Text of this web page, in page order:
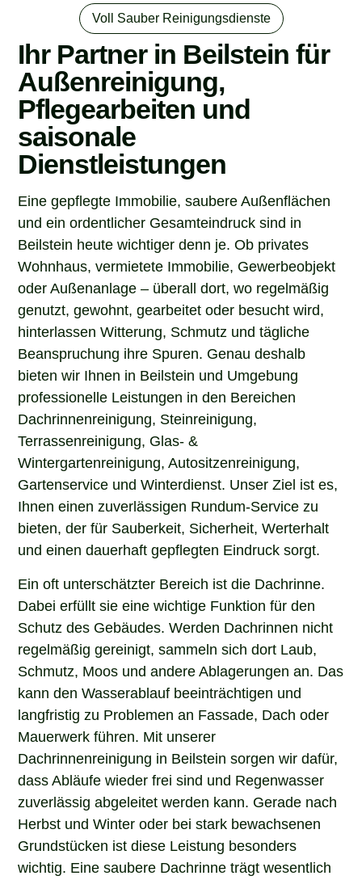
Voll Sauber Reinigungsdienste
Ihr Partner in Beilstein für
Außenreinigung,
Pflegearbeiten und
saisonale
Dienstleistungen
Eine gepflegte Immobilie, saubere Außenflächen
und ein ordentlicher Gesamteindruck sind in
Beilstein heute wichtiger denn je. Ob privates
Wohnhaus, vermietete Immobilie, Gewerbeobjekt
oder Außenanlage – überall dort, wo regelmäßig
genutzt, gewohnt, gearbeitet oder besucht wird,
hinterlassen Witterung, Schmutz und tägliche
Beanspruchung ihre Spuren. Genau deshalb
bieten wir Ihnen in Beilstein und Umgebung
professionelle Leistungen in den Bereichen
Dachrinnenreinigung, Steinreinigung,
Terrassenreinigung, Glas- &
Wintergartenreinigung, Autositzenreinigung,
Gartenservice und Winterdienst. Unser Ziel ist es,
Ihnen einen zuverlässigen Rundum-Service zu
bieten, der für Sauberkeit, Sicherheit, Werterhalt
und einen dauerhaft gepflegten Eindruck sorgt.
Ein oft unterschätzter Bereich ist die Dachrinne.
Dabei erfüllt sie eine wichtige Funktion für den
Schutz des Gebäudes. Werden Dachrinnen nicht
regelmäßig gereinigt, sammeln sich dort Laub,
Schmutz, Moos und andere Ablagerungen an. Das
kann den Wasserablauf beeinträchtigen und
langfristig zu Problemen an Fassade, Dach oder
Mauerwerk führen. Mit unserer
Dachrinnenreinigung in Beilstein sorgen wir dafür,
dass Abläufe wieder frei sind und Regenwasser
zuverlässig abgeleitet werden kann. Gerade nach
Herbst und Winter oder bei stark bewachsenen
Grundstücken ist diese Leistung besonders
wichtig. Eine saubere Dachrinne trägt wesentlich